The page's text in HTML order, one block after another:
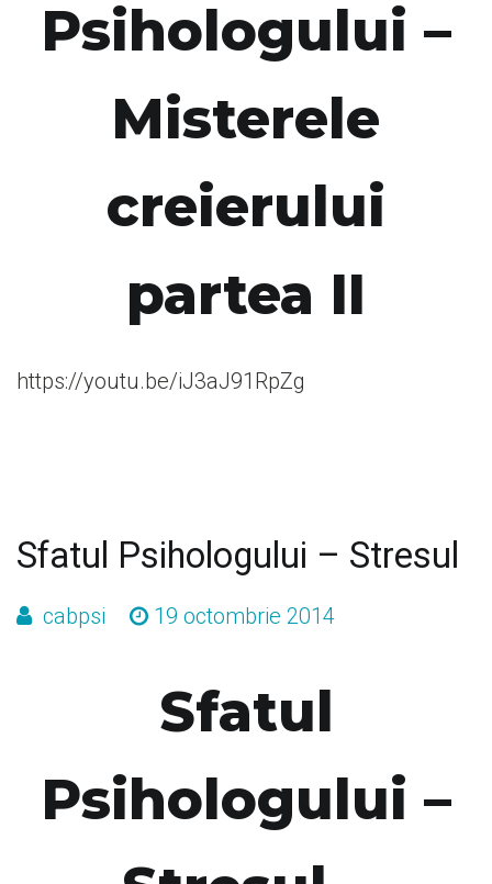
Psihologului –
Misterele
creierului
partea II
https://youtu.be/iJ3aJ91RpZg
Sfatul Psihologului – Stresul
cabpsi 19 octombrie 2014
Sfatul
Psihologului –